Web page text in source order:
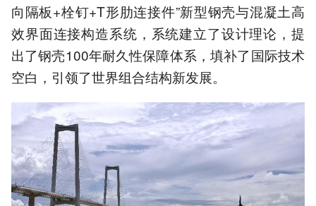
向隔板+栓钉+T形肋连接件”新型钢壳与混凝土高
效界面连接构造系统，系统建立了设计理论，提
出了钢壳100年耐久性保障体系，填补了国际技术
空白，引领了世界组合结构新发展。